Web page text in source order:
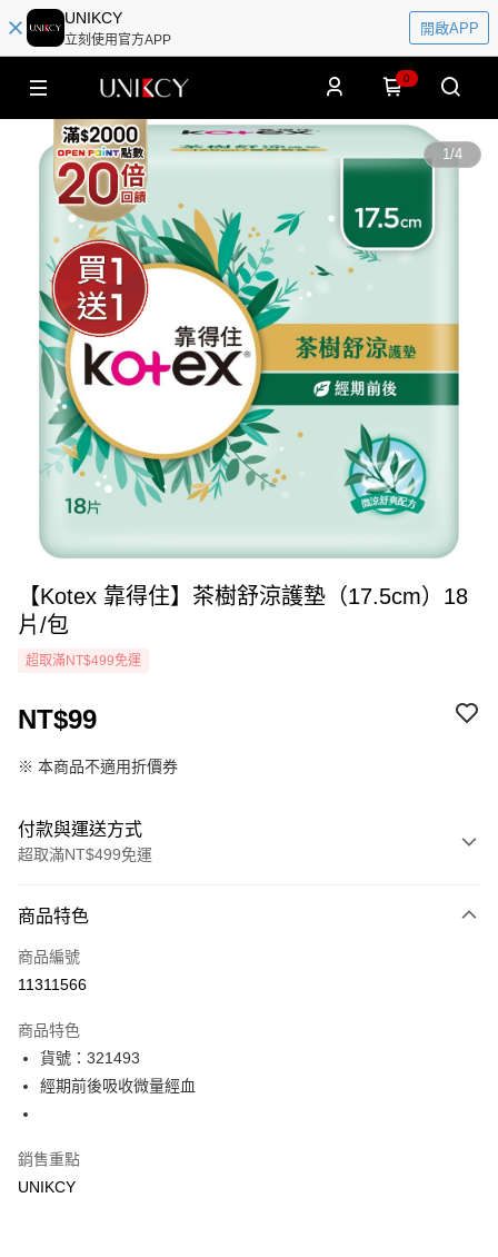
UNIKCY
立刻使用官方APP
開啟APP
0
1/4
【Kotex 靠得住】茶樹舒涼護墊（17.5cm）18
片/包
超取滿NT$499免運
NT$99
※ 本商品不適用折價券
付款與運送方式
超取滿NT$499免運
icash Pay
信用卡一次付款
LINE Pay
Apple Pay
商品特色
商品編號
11311566
商品特色
貨號：321493
經期前後吸收微量經血
銷售重點
UNIKCY